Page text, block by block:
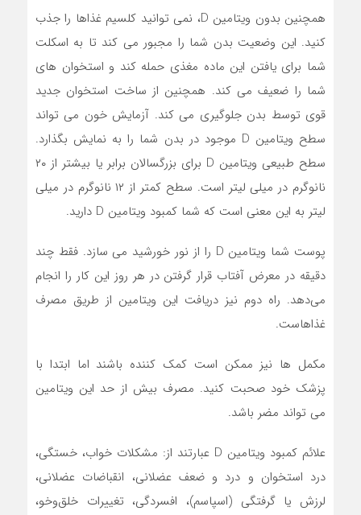
همچنین بدون ویتامین D، نمی توانید کلسیم غذاها را جذب
کنید. این وضعیت بدن شما را مجبور می کند تا به اسکلت
شما برای یافتن این ماده مغذی حمله کند و استخوان های
شما را ضعیف می کند. همچنین از ساخت استخوان جدید
قوی توسط بدن جلوگیری می کند. آزمایش خون می تواند
سطح ویتامین D موجود در بدن شما را به نمایش بگذارد.
سطح طبیعی ویتامین D برای بزرگسالان برابر یا بیشتر از ۲۰
نانوگرم در میلی لیتر است. سطح کمتر از ۱۲ نانوگرم در میلی
لیتر به این معنی است که شما کمبود ویتامین D دارید.
پوست شما ویتامین D را از نور خورشید می سازد. فقط چند
دقیقه در معرض آفتاب قرار گرفتن در هر روز این کار را انجام
می‌دهد. راه دوم نیز دریافت این ویتامین از طریق مصرف
غذاهاست.
مکمل ها نیز ممکن است کمک کننده باشند اما ابتدا با
پزشک خود صحبت کنید. مصرف بیش از حد این ویتامین
می تواند مضر باشد.
علائم کمبود ویتامین D عبارتند از: مشکلات خواب،‌ خستگی،
درد استخوان و درد و ضعف عضلانی، انقباضات عضلانی،
لرزش یا گرفتگی (اسپاسم)، افسردگی، تغییرات خلق‌وخو،